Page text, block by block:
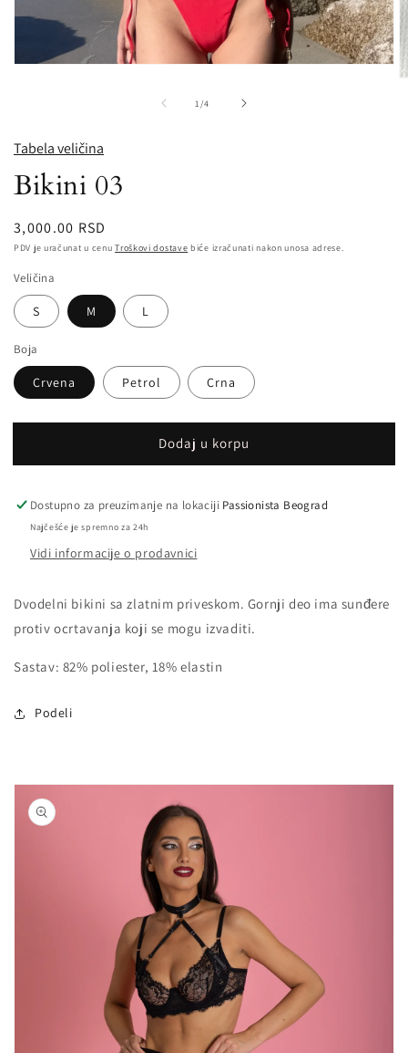
1/
od4
Tabela veličina
Bikini 03
Redovna
cena
3,000.00 RSD
PDV je uračunat u cenuTroškovi dostave biće izračunati nakon unosa adrese.
Veličina
S M L
Boja
Crvena Petrol Crna
Dodaj u korpu
Dostupno za preuzimanje na lokaciji Passionista Beograd
Najčešće je spremno za 24h
Vidi informacije o prodavnici
Dvodelni bikini sa zlatnim priveskom. Gornji deo ima sunđere
protiv ocrtavanja koji se mogu izvaditi.
Sastav: 82% poliester, 18% elastin
Podeli
o
proizvodu